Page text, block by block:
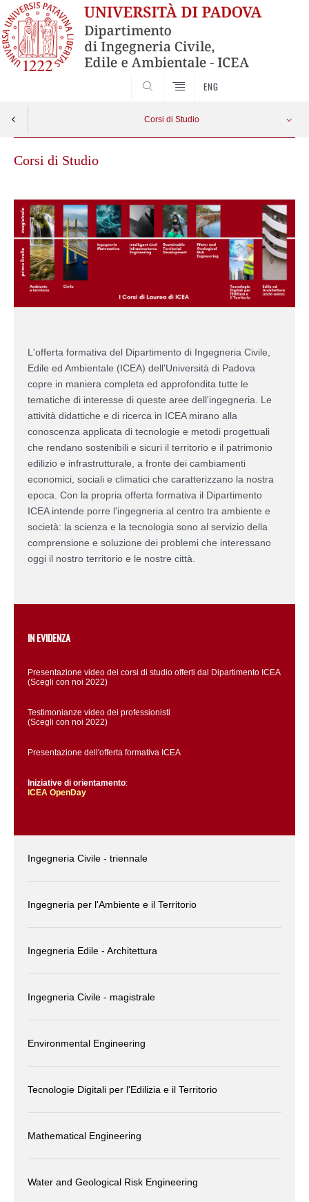
ENG
Corsi di Studio
Corsi di Studio
L'offerta formativa del Dipartimento di Ingegneria Civile,
Edile ed Ambientale (ICEA) dell'Università di Padova
copre in maniera completa ed approfondita tutte le
tematiche di interesse di queste aree dell'ingegneria. Le
attività didattiche e di ricerca in ICEA mirano alla
conoscenza applicata di tecnologie e metodi progettuali
che rendano sostenibili e sicuri il territorio e il patrimonio
edilizio e infrastrutturale, a fronte dei cambiamenti
economici, sociali e climatici che caratterizzano la nostra
epoca. Con la propria offerta formativa il Dipartimento
ICEA intende porre l'ingegneria al centro tra ambiente e
società: la scienza e la tecnologia sono al servizio della
comprensione e soluzione dei problemi che interessano
oggi il nostro territorio e le nostre città.
IN EVIDENZA
Presentazione video dei corsi di studio offerti dal Dipartimento ICEA
(Scegli con noi 2022)
Testimonianze video dei professionisti
(Scegli con noi 2022)
Presentazione dell'offerta formativa ICEA
Iniziative di orientamento:
ICEA OpenDay
Ingegneria Civile - triennale
Ingegneria per l'Ambiente e il Territorio
Ingegneria Edile - Architettura
Ingegneria Civile - magistrale
Environmental Engineering
Tecnologie Digitali per l'Edilizia e il Territorio
Mathematical Engineering
Water and Geological Risk Engineering